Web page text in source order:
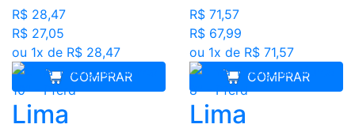
R$ 28,47
R$ 27,05
ou 1x de R$ 28,47
COMPRAR
R$ 71,57
R$ 67,99
ou 1x de R$ 71,57
COMPRAR
Lima
Lima